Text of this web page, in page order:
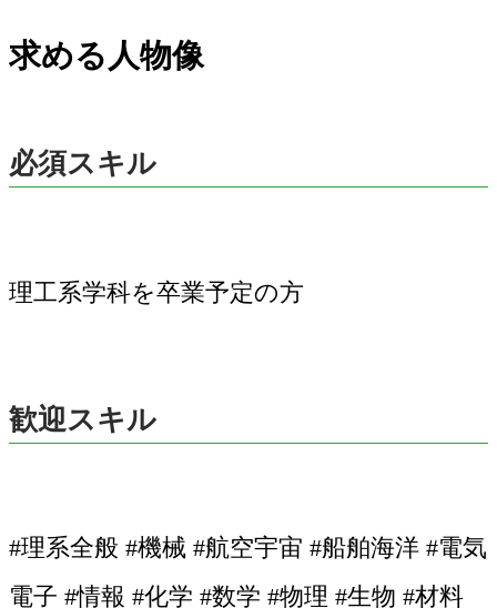
求める人物像
必須スキル
理工系学科を卒業予定の方
歓迎スキル
#理系全般 #機械 #航空宇宙 #船舶海洋 #電気
電子 #情報 #化学 #数学 #物理 #生物 #材料